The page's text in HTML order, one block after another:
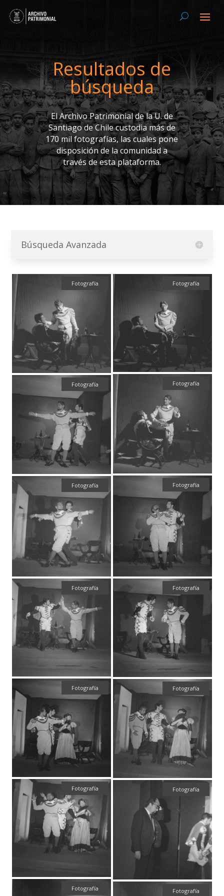
Resultados de
búsqueda
El Archivo Patrimonial de la U. de
Santiago de Chile custodia más de
170 mil fotografías, las cuales pone
disposición de la comunidad a
través de esta plataforma.
Búsqueda Avanzada
Fotografía Fotografía
Fotografía
Fotografía
Fotografía
Fotografía
Fotografía Fotografía
Fotografía Fotografía
Fotografía Fotografía
Fotografía Fotografía